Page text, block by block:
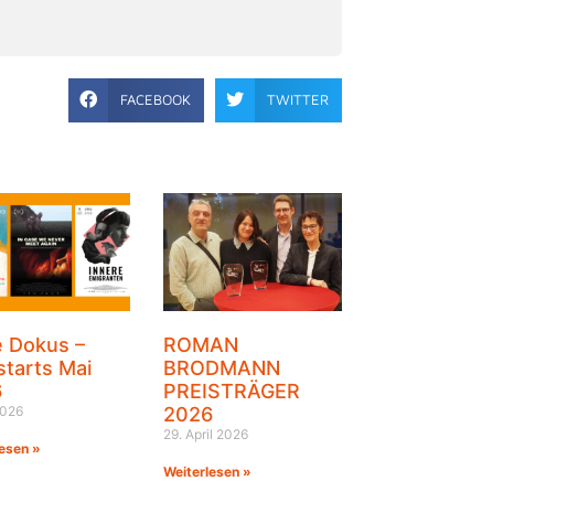
FACEBOOK TWITTER
Dokus –
Mai
»
ROMAN
BRODMANN
PREISTRÄGER
2026
29. April 2026
Weiterlesen »